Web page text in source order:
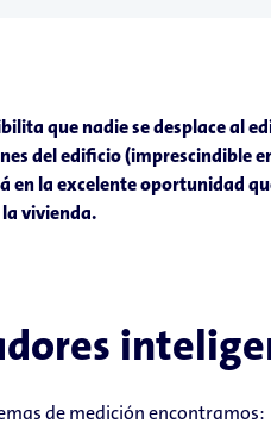
que nadie se desplace al
del edificio (imprescindible
en la excelente oportunidad
vivienda.
de medición encontramos: